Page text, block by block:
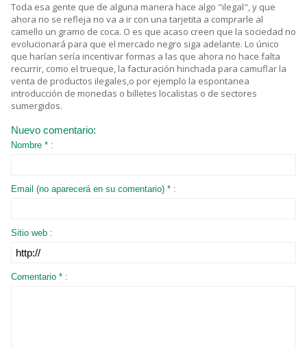
Toda esa gente que de alguna manera hace algo "ilegal", y que
ahora no se refleja no va a ir con una tarjetita a comprarle al
camello un gramo de coca. O es que acaso creen que la sociedad no
evolucionará para que el mercado negro siga adelante. Lo único
que harían sería incentivar formas a las que ahora no hace falta
recurrir, como el trueque, la facturación hinchada para camuflar la
venta de productos ilegales,o por ejemplo la espontanea
introducción de monedas o billetes localistas o de sectores
sumergidos.
Nuevo comentario:
Nombre * :
Email (no aparecerá en su comentario) * :
Sitio web :
Comentario * :